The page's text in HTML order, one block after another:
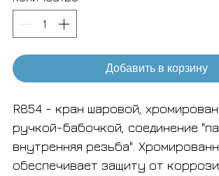
Добавить в корзину
R854 - кран шаровой,
ручкой-бабочкой, соединение
внутренняя резьба".
обеспечивает защиту от